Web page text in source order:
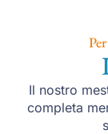
Il nostro
completa